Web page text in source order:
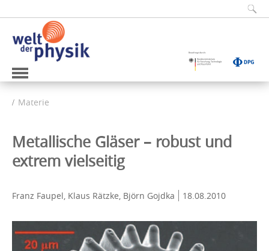
Materie
Metallische Gläser – robust und
extrem vielseitig
Franz Faupel, Klaus Rätzke, Björn Gojdka 18.08.2010